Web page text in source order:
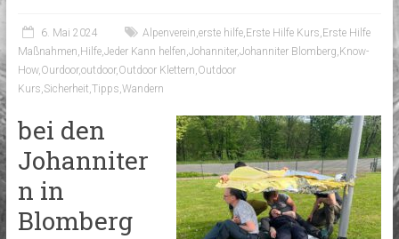
6. Mai 2024 Alpenverein erste hilfe, Erste Hilfe Kurs Erste Hilfe
Maßnahmen Hilfe, Jeder Kann helfen Johanniter,Johanniter Blomberg Know-
How, Ourdoor,outdoor, Outdoor Klettern Outdoor
Kurs Sicherheit Tipps Wandern
bei den
Johanniter
n in
Blomberg